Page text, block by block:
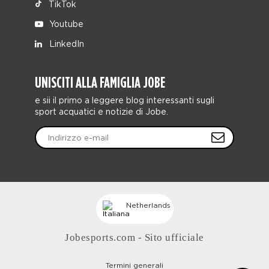
TikTok
Youtube
LinkedIn
UNISCITI ALLA FAMIGLIA JOBE
e sii il primo a leggere blog interessanti sugli
sport acquatici e notizie di Jobe.
Netherlands
Jobesports.com - Sito ufficiale
Termini generali